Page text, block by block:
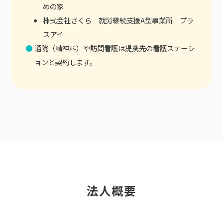
めの家
株式会社さくら 就労継続支援A型事業所 プラ
スアイ
通院（精神料）や訪問看護は提携先の看護ステーシ
ョンと契約します。
法人概要